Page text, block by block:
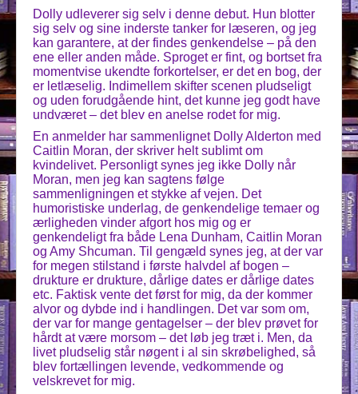
Dolly udleverer sig selv i denne debut. Hun blotter
sig selv og sine inderste tanker for læseren, og jeg
kan garantere, at der findes genkendelse – på den
ene eller anden måde. Sproget er fint, og bortset fra
momentvise ukendte forkortelser, er det en bog, der
er letlæselig. Indimellem skifter scenen pludseligt
og uden forudgående hint, det kunne jeg godt have
undværet – det blev en anelse rodet for mig.
En anmelder har sammenlignet Dolly Alderton med
Caitlin Moran, der skriver helt sublimt om
kvindelivet. Personligt synes jeg ikke Dolly når
Moran, men jeg kan sagtens følge
sammenligningen et stykke af vejen. Det
humoristiske underlag, de genkendelige temaer og
ærligheden vinder afgort hos mig og er
genkendeligt fra både Lena Dunham, Caitlin Moran
og Amy Shcuman. Til gengæld synes jeg, at der var
for megen stilstand i første halvdel af bogen –
drukture er drukture, dårlige dates er dårlige dates
etc. Faktisk vente det først for mig, da der kommer
alvor og dybde ind i handlingen. Det var som om,
der var for mange gentagelser – der blev prøvet for
hårdt at være morsom – det løb jeg træt i. Men, da
livet pludselig står nøgent i al sin skrøbelighed, så
blev fortællingen levende, vedkommende og
velskrevet for mig.